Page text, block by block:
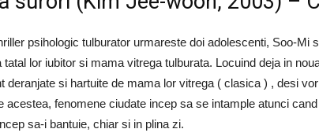
psihologic tulburator urmareste doi adolescenti, Soo-Mi
tatal lor iubitor si mama vitrega tulburata. Locuind deja in
deranjate si hartuite de mama lor vitrega ( clasica ) , desi
acestea, fenomene ciudate incep sa se intample atunci
sa-i bantuie, chiar si in plina zi.